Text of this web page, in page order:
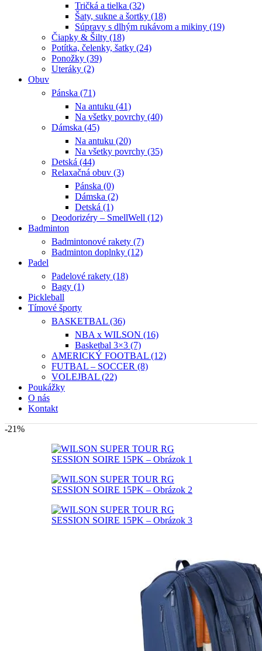
Tričká a tielka (32)
Šaty, sukne a šortky (18)
Súpravy s dlhým rukávom a mikiny (19)
Čiapky & Šilty (18)
Potítka, čelenky, šatky (24)
Ponožky (39)
Uteráky (2)
Obuv
Pánska (71)
Na antuku (41)
Na všetky povrchy (40)
Dámska (45)
Na antuku (20)
Na všetky povrchy (35)
Detská (44)
Relaxačná obuv (3)
Pánska (0)
Dámska (2)
Detská (1)
Deodorizéry – SmellWell (12)
Badminton
Badmintonové rakety (7)
Badminton doplnky (12)
Padel
Padelové rakety (18)
Bagy (1)
Pickleball
Tímové športy
BASKETBAL (36)
NBA x WILSON (16)
Basketbal 3×3 (7)
AMERICKÝ FOOTBAL (12)
FUTBAL – SOCCER (8)
VOLEJBAL (22)
Poukážky
O nás
Kontakt
-21%